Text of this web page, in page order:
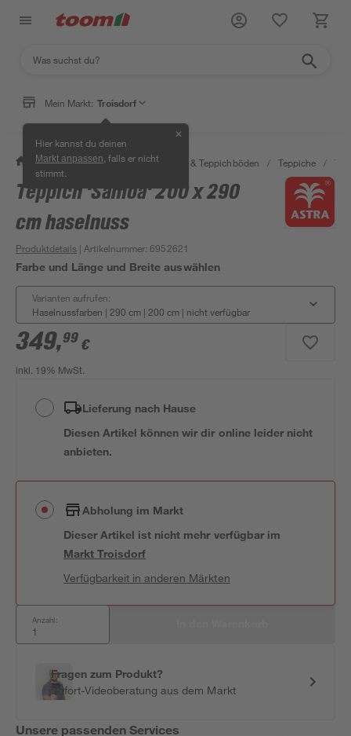
Mein Markt: Troisdorf
Hier kannst du deinen
Markt anpassen , falls er nicht
stimmt.
✕
/ Wohnen & Haushalt / Teppiche & Teppichböden / Teppiche /
Teppich 'Samoa' 200 x 290
cm haselnuss
Produktdetails | Artikelnummer:6952621
Farbe und Länge und Breite auswählen
Varianten aufrufen:
Haselnussfarben | 290 cm | 200 cm | nicht verfügbar
349,99 €
inkl. 19% MwSt.
Lieferung nach Hause
Diesen Artikel können wir dir online leider nicht
anbieten.
Abholung im Markt
Dieser Artikel ist nicht mehr verfügbar im
MarktTroisdorf
Verfügbarkeit in anderen Märkten
Anzahl:
Fragen zum Produkt?
Sofort-Videoberatung aus dem Markt
Unsere passenden Services